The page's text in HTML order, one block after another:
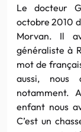
Le docteur
octobre 2010
Morvan. Il
généraliste à
mot de
aussi, nous
notamment.
enfant nous
C’est un